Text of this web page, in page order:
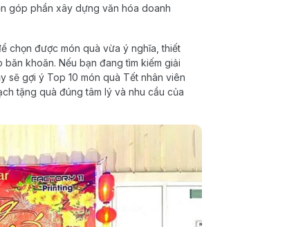
góp phần xây dựng văn hóa doanh
chọn được món quà vừa ý nghĩa, thiết
khoăn. Nếu bạn đang tìm kiếm giải
sẽ gợi ý Top 10 món quà Tết nhân viên
tặng quà đúng tâm lý và nhu cầu của